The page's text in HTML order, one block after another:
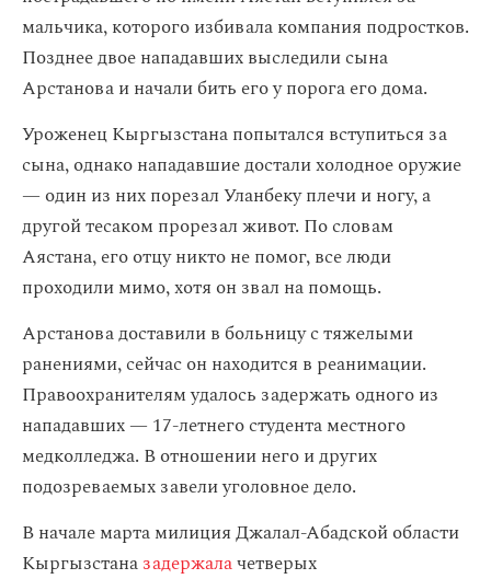
мальчика, которого избивала компания подростков.
Позднее двое нападавших выследили сына
Арстанова и начали бить его у порога его дома.
Уроженец Кыргызстана попытался вступиться за
сына, однако нападавшие достали холодное оружие
— один из них порезал Уланбеку плечи и ногу, а
другой тесаком прорезал живот. По словам
Аястана, его отцу никто не помог, все люди
проходили мимо, хотя он звал на помощь.
Арстанова доставили в больницу с тяжелыми
ранениями, сейчас он находится в реанимации.
Правоохранителям удалось задержать одного из
нападавших — 17-летнего студента местного
медколледжа. В отношении него и других
подозреваемых завели уголовное дело.
В начале марта милиция Джалал-Абадской области
Кыргызстаназадержалачетверых